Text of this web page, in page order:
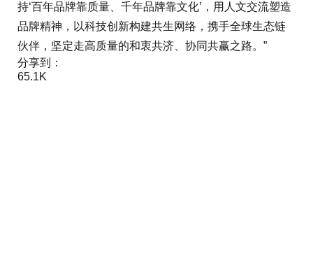
持‘百年品牌靠质量、千年品牌靠文化’，用人文交流塑造
品牌精神，以科技创新构建共生网络，携手全球生态链
伙伴，坚定走高质量的和衷共济、协同共赢之路。”
分享到：
65.1K